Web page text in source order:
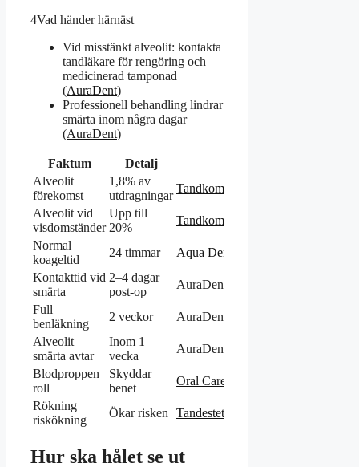
4Vad händer härnäst
Vid misstänkt alveolit: kontakta
tandläkare för rengöring och
medicinerad tamponad
(AuraDent)
Professionell behandling lindrar
smärta inom några dagar
(AuraDent)
Faktum
Detalj
Alveolit
förekomst
1,8% av
utdragningar
Tandkompaniet
Alveolit vid
visdomständer
Upp till
20%
Tandkompaniet
Normal
koageltid
24 timmar
Aqua Dental
Kontakttid vid
smärta
2–4 dagar
post-op
AuraDent
Full
benläkning
2 veckor
AuraDent
Alveolit
smärta avtar
Inom 1
vecka
AuraDent
Blodproppen
roll
Skyddar
benet
Oral Care
Rökning
riskökning
Ökar risken Tandestetik
Hur ska hålet se ut